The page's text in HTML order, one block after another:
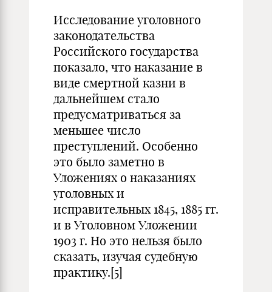
Исследование уголовного
законодательства
Российского государства
показало, что наказание в
виде смертной казни в
дальнейшем стало
предусматриваться за
меньшее число
преступлений. Особенно
это было заметно в
Уложениях о наказаниях
уголовных и
исправительных 1845, 1885 гг.
и в Уголовном Уложении
1903 г. Но это нельзя было
сказать, изучая судебную
практику.[5]